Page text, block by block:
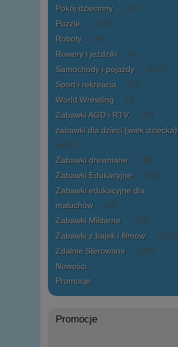
Pokój dziecinny (23)
Puzzle (1018)
Roboty (8)
Rowery i jeździki (4)
Samochody i pojazdy (2377)
Sport i rekreacja (56)
World Wrestling (3)
Zabawki AGD i RTV (76)
zabawki dla dzieci (wiek dziecka)
(6423)
Zabawki drewniane (36)
Zabawki Edukacyjne (243)
Zabawki edukacyjne dla
maluchów
(84)
Zabawki Militarne (121)
Zabawki z bajek i filmów (1251)
Zdalnie Sterowane (159)
Nowości
Promocje
Promocje